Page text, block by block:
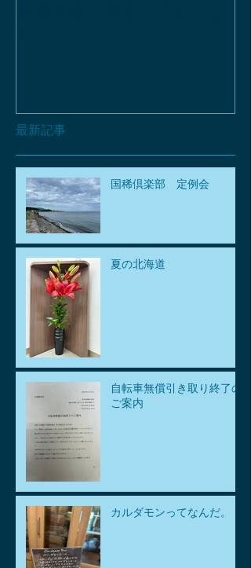
最新記事
国稀倶楽部 定例会
夏の北海道
自転車無償引き取り終了の
ご案内
カルダモンってなんだ。